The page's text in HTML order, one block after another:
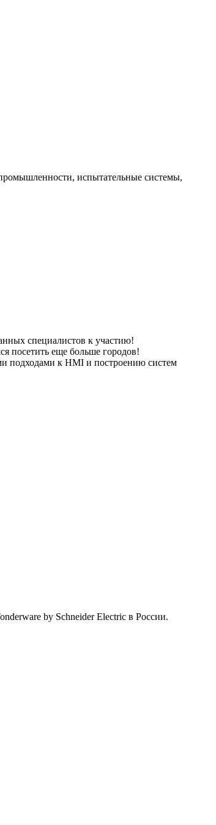
испытательные системы,
специалистов к участию!
посетить еще больше городов!
подходами к HMI и построению систем
by Schneider Electric в России.